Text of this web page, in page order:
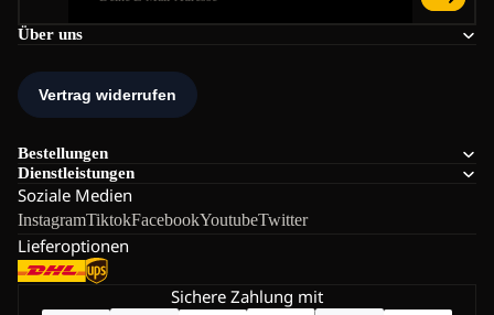
Über uns
Bestellungen
Dienstleistungen
Soziale Medien
InstagramTiktokFacebookYoutubeTwitter
Lieferoptionen
Sichere Zahlung mit